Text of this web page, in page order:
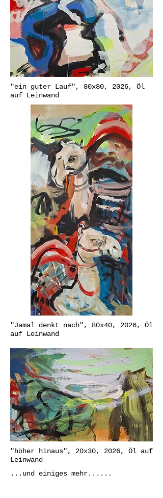
"ein guter Lauf", 80x80, 2026, Öl
auf Leinwand
"Jamal denkt nach", 80x40, 2026, Öl
auf Leinwand
"höher hinaus", 20x30, 2026, Öl auf
Leinwand
...und einiges mehr......